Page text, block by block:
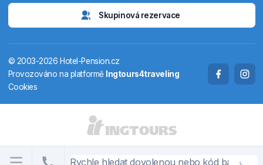
Ubytování zahraniční
Termály
Chaty a chalupy
DE
Skupinová rezervace
© 2003-2026 Hotel-Pension.cz
Provozováno na platformě Ingtours4traveling
Cookies